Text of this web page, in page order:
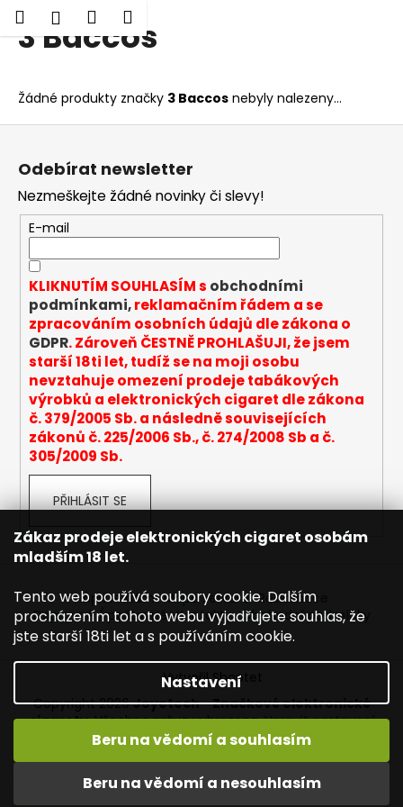
Zákaz prodeje elektronických cigaret osobám
mladším 18 let.
Tento web používá soubory cookie. Dalším
procházením tohoto webu vyjadřujete souhlas, že
jste starší 18ti let a s používáním cookie.
Nastavení
Beru na vědomí a nesouhlasím
Beru na vědomí a souhlasím
Přejít
Vítejte na JOYETECH. DORUČENÍ ZDARMA zásilkovnou nad
HledatPřihlášení
Nákupní
košík
3 Baccos
Žádné produkty značky 3 Baccos nebyly nalezeny...
o Zpět
Zpět
C
o
o
t
ř
e
b
u
e
e
n
a
t
?
HLEDAT
o
r
Z
Odebírat newsletter
Nezmeškejte žádné novinky či slevy!
E-mail
KLIKNUTÍM SOUHLASÍM s obchodními
podmínkami,reklamačním řádem a se
zpracováním osobních údajů dle zákona o
GDPR. Zároveň ČESTNĚ PROHLAŠUJI, že jsem
starší 18ti let, tudíž se na moji osobu
nevztahuje omezení prodeje tabákových
výrobků a elektronických cigaret dle zákona
č. 379/2005 Sb. a následně souvisejících
zákonů č. 225/2006 Sb., č. 274/2008 Sb a č.
305/2009 Sb.
PŘIHLÁSIT SE
Napište nám Mapa serveru Reklamace
Dopravné / poštovné Kontakty Obchodní podmínky
Vytvořil Shoptet
Copyright 2026Joyetech - Značkové elektronické
cigarety. Všechna práva vyhrazena.Upravit nastavení
cookies